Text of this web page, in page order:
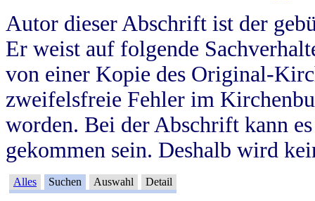
Autor dieser Abschrift ist der
Er weist auf folgende
von einer Kopie des Original-
zweifelsfreie Fehler im
worden. Bei der Abschrift kann
gekommen sein. Deshalb wird
Alles Suchen Auswahl Detail